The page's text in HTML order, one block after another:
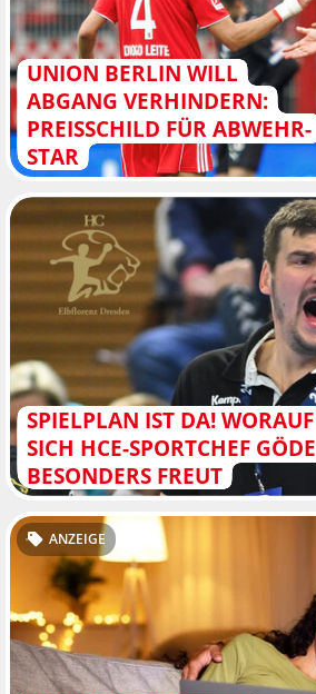
UNION BERLIN WILL
ABGANG VERHINDERN:
PREISSCHILD FÜR ABWEHR-
STAR
SPIELPLAN IST DA! WORAUF
SICH HCE-SPORTCHEF GÖDE
BESONDERS FREUT
ANZEIGE